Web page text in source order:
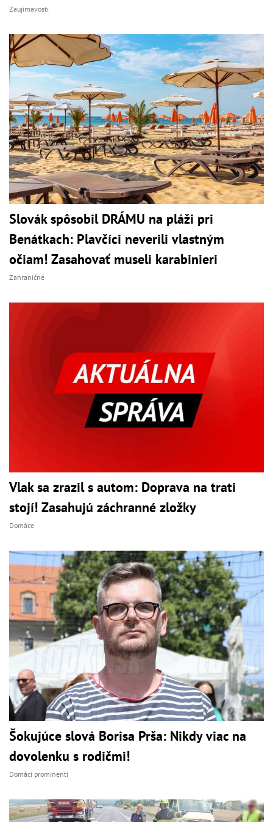
Zaujímavosti
Slovák spôsobil DRÁMU na pláži pri
Benátkach: Plavčíci neverili vlastným
očiam! Zasahovať museli karabinieri
Zahraničné
Vlak sa zrazil s autom: Doprava na trati
stojí! Zasahujú záchranné zložky
Domáce
Šokujúce slová Borisa Prša: Nikdy viac na
dovolenku s rodičmi!
Domáci prominenti